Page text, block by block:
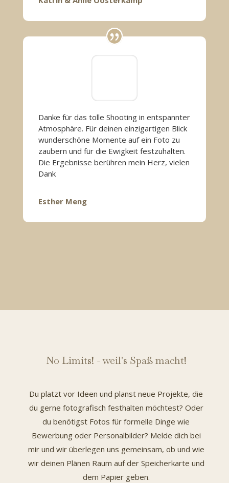
Danke für das tolle Shooting in entspannter
Atmosphäre. Für deinen einzigartigen Blick
wunderschöne Momente auf ein Foto zu
zaubern und für die Ewigkeit festzuhalten.
Die Ergebnisse berühren mein Herz, vielen
Dank
Esther Meng
No Limits! - weil's Spaß macht!
Du platzt vor Ideen und planst neue Projekte, die
du gerne fotografisch festhalten möchtest? Oder
du benötigst Fotos für formelle Dinge wie
Bewerbung oder Personalbilder? Melde dich bei
mir und wir überlegen uns gemeinsam, ob und wie
wir deinen Plänen Raum auf der Speicherkarte und
dem Papier geben.